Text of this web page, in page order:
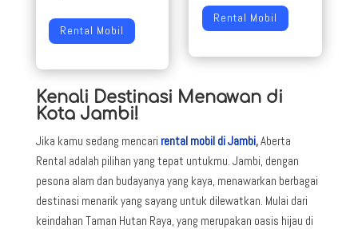
Rental Mobil
Rental Mobil
Kenali Destinasi Menawan di
Kota Jambi!
Jika kamu sedang mencari rental mobil di Jambi,Aberta
Rental adalah pilihan yang tepat untukmu. Jambi, dengan
pesona alam dan budayanya yang kaya, menawarkan berbagai
destinasi menarik yang sayang untuk dilewatkan. Mulai dari
keindahan Taman Hutan Raya, yang merupakan oasis hijau di